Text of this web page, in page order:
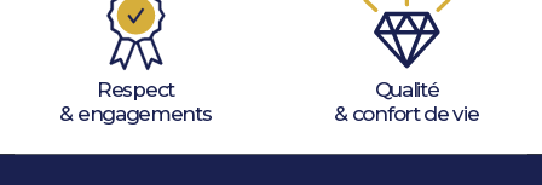
Respect
& engagements
Qualité
& confort de vie